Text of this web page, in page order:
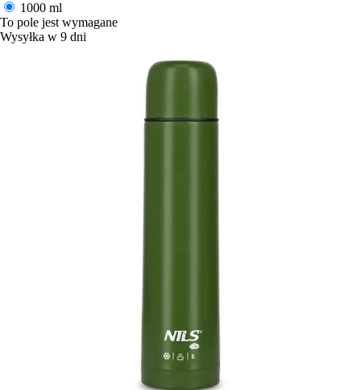
1000 ml
To pole jest wymagane
Wysyłka w 9 dni